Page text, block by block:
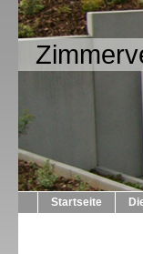
Startseite